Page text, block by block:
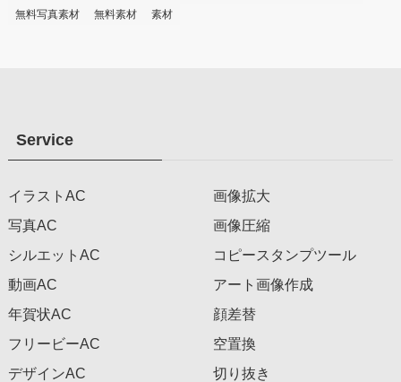
無料写真素材
無料素材 素材
Service
イラストAC
写真AC
シルエットAC
動画AC
年賀状AC
フリービーAC
デザインAC
画像拡大
画像圧縮
コピースタンプツール
アート画像作成
顔差替
空置換
切り抜き